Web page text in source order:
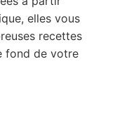
elles vous
recettes
fond de votre